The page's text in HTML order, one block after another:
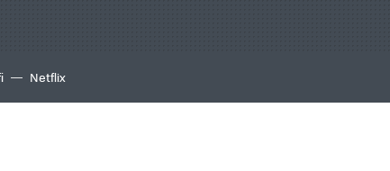
Netflix